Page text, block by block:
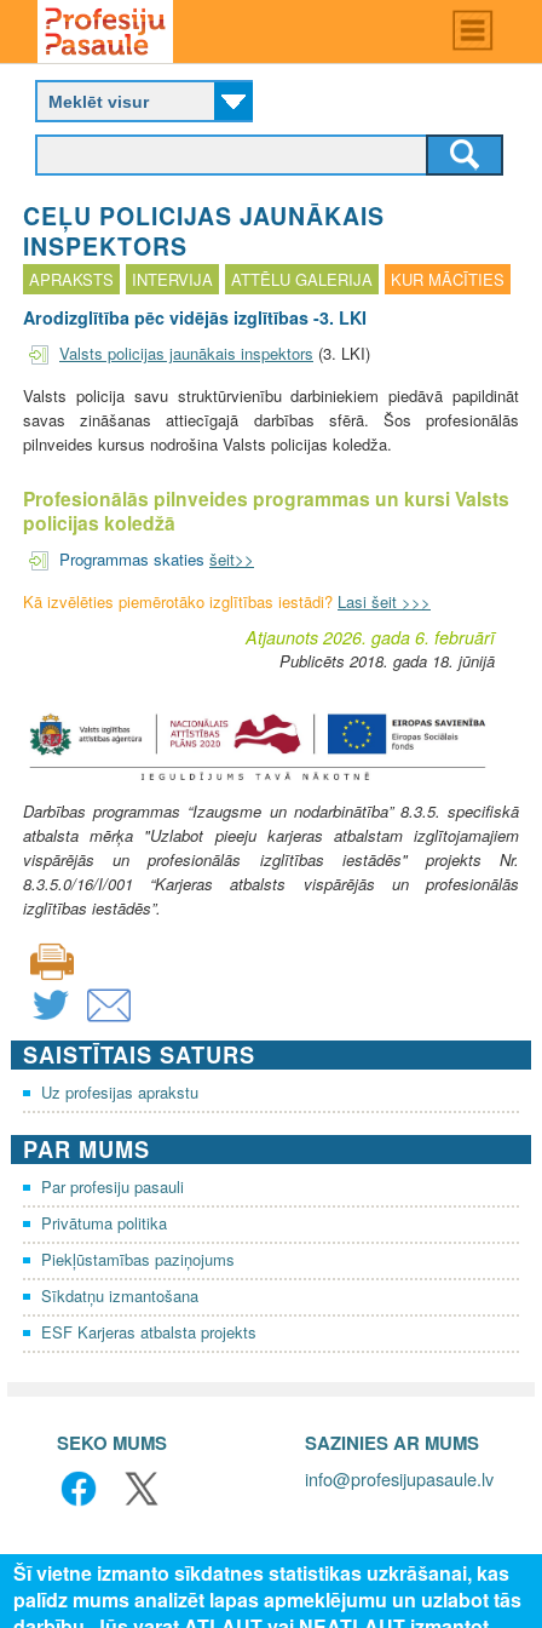
main
content
Main
menu
P
o
f
e
i
j
u
p
a
s
a
u
l
e
CEĻU POLICIJAS JAUNĀKAIS
INSPEKTORS
APRAKSTS INTERVIJA ATTĒLU GALERIJA KUR MĀCĪTIES
Arodizglītība pēc vidējās izglītības -3. LKI
Valsts policijas jaunākais inspektors (3. LKI)
Valsts policija savu struktūrvienību darbiniekiem piedāvā papildināt
savas zināšanas attiecīgajā darbības sfērā. Šos profesionālās
pilnveides kursus nodrošina Valsts policijas koledža.
Profesionālās pilnveides programmas un kursi Valsts
policijas koledžā
Programmas skaties šeit>>
Kā izvēlēties piemērotāko izglītības iestādi? Lasi šeit >>>
Atjaunots 2026. gada 6. februārī
Publicēts 2018. gada 18. jūnijā
Darbības programmas “Izaugsme un nodarbinātība” 8.3.5. specifiskā
atbalsta mērķa "Uzlabot pieeju karjeras atbalstam izglītojamajiem
vispārējās un profesionālās izglītības iestādēs" projekts Nr.
8.3.5.0/16/I/001 “Karjeras atbalsts vispārējās un profesionālās
izglītības iestādēs”.
SAISTĪTAIS SATURS
Uz profesijas aprakstu
PAR MUMS
Par profesiju pasauli
Privātuma politika
Piekļūstamības paziņojums
Sīkdatņu izmantošana
ESF Karjeras atbalsta projekts
SEKO MUMS SAZINIES AR MUMS
info@profesijupasaule.lv
Šī vietne izmanto sīkdatnes statistikas uzkrāšanai, kas
palīdz mums analizēt lapas apmeklējumu un uzlabot tās